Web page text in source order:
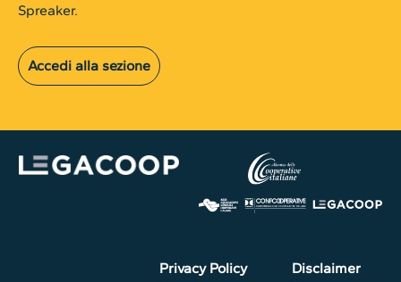
Spreaker.
Accedi alla sezione
Privacy Policy
Disclaimer